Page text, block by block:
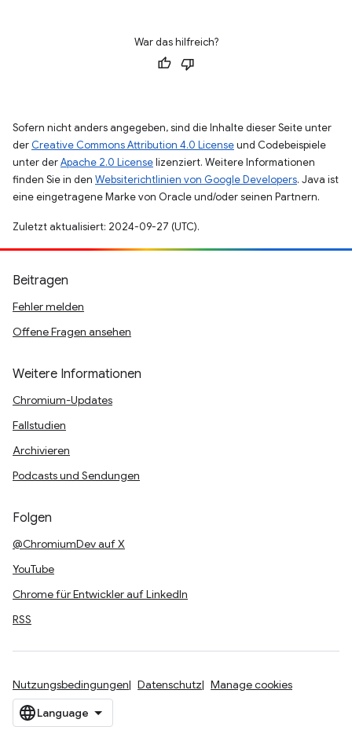
War das hilfreich?
Sofern nicht anders angegeben, sind die Inhalte dieser Seite unter
der Creative Commons Attribution 4.0 Licenseund Codebeispiele
unter derApache 2.0 Licenselizenziert. Weitere Informationen
finden Sie in den Websiterichtlinien von Google Developers. Java ist
eine eingetragene Marke von Oracle und/oder seinen Partnern.
Zuletzt aktualisiert: 2024-09-27 (UTC).
Beitragen
Fehler melden
Offene Fragen ansehen
Weitere Informationen
Chromium-Updates
Fallstudien
Archivieren
Podcasts und Sendungen
Folgen
@ChromiumDev auf X
YouTube
Chrome für Entwickler auf LinkedIn
RSS
Nutzungsbedingungen Datenschutz Manage cookies